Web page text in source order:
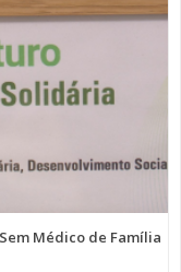
Médico de Família